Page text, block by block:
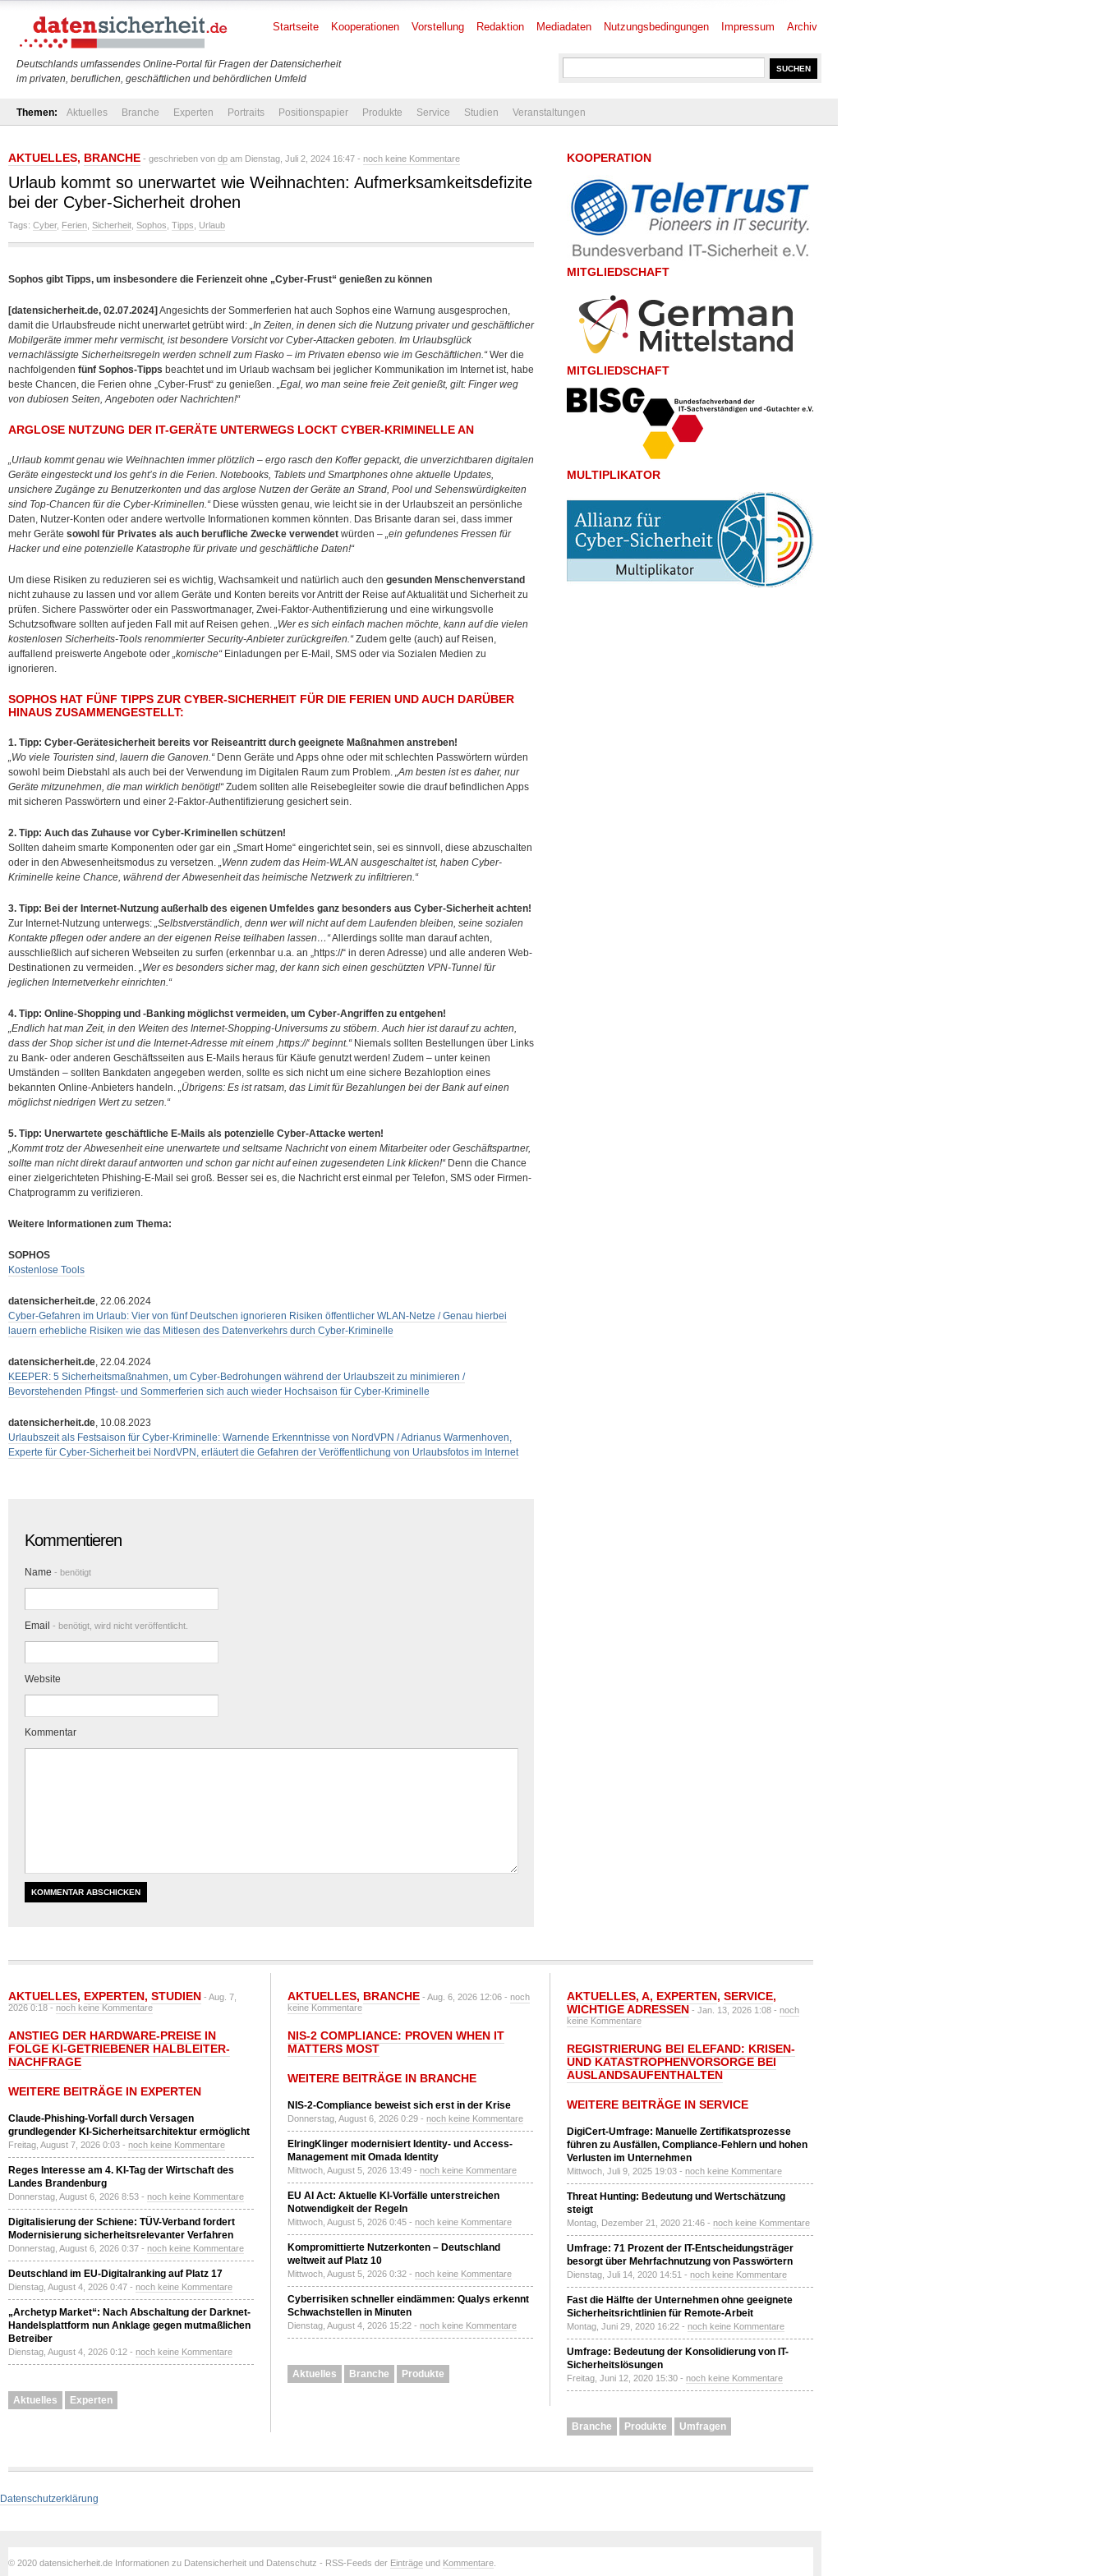
Deutschlands umfassendes Online-Portal für Fragen der Datensicherheit
im privaten, beruflichen, geschäftlichen und behördlichen Umfeld
Startseite Kooperationen Vorstellung Redaktion Mediadaten Nutzungsbedingungen Impressum Archiv
Themen: Aktuelles Branche Experten Portraits Positionspapier Produkte Service Studien Veranstaltungen
AKTUELLES, BRANCHE - geschrieben von dp am Dienstag, Juli 2, 2024 16:47 - noch keine Kommentare
Urlaub kommt so unerwartet wie Weihnachten: Aufmerksamkeitsdefizite
bei der Cyber-Sicherheit drohen
Tags: Cyber, Ferien Sicherheit Sophos Tipps Urlaub
Sophos gibt Tipps, um insbesondere die Ferienzeit ohne „Cyber-Frust“ genießen zu können
[datensicherheit.de, 02.07.2024] Angesichts der Sommerferien hat auch Sophos eine Warnung ausgesprochen,
damit die Urlaubsfreude nicht unerwartet getrübt wird: „In Zeiten, in denen sich die Nutzung privater und geschäftlicher
Mobilgeräte immer mehr vermischt, ist besondere Vorsicht vor Cyber-Attacken geboten. Im Urlaubsglück
vernachlässigte Sicherheitsregeln werden schnell zum Fiasko – im Privaten ebenso wie im Geschäftlichen.“Wer die
nachfolgenden fünf Sophos-Tipps beachtet und im Urlaub wachsam bei jeglicher Kommunikation im Internet ist, habe
beste Chancen, die Ferien ohne „Cyber-Frust“ zu genießen. „Egal, wo man seine freie Zeit genießt, gilt: Finger weg
von dubiosen Seiten, Angeboten oder Nachrichten!“
ARGLOSE NUTZUNG DER IT-GERÄTE UNTERWEGS LOCKT CYBER-KRIMINELLE AN
„Urlaub kommt genau wie Weihnachten immer plötzlich – ergo rasch den Koffer gepackt, die unverzichtbaren digitalen
Geräte eingesteckt und los geht’s in die Ferien. Notebooks, Tablets und Smartphones ohne aktuelle Updates,
unsichere Zugänge zu Benutzerkonten und das arglose Nutzen der Geräte an Strand, Pool und Sehenswürdigkeiten
sind Top-Chancen für die Cyber-Kriminellen.“Diese wüssten genau, wie leicht sie in der Urlaubszeit an persönliche
Daten, Nutzer-Konten oder andere wertvolle Informationen kommen könnten. Das Brisante daran sei, dass immer
mehr Geräte sowohl für Privates als auch berufliche Zwecke verwendet würden – „ein gefundenes Fressen für
Hacker und eine potenzielle Katastrophe für private und geschäftliche Daten!“
Um diese Risiken zu reduzieren sei es wichtig, Wachsamkeit und natürlich auch den gesunden Menschenverstand
nicht zuhause zu lassen und vor allem Geräte und Konten bereits vor Antritt der Reise auf Aktualität und Sicherheit zu
prüfen. Sichere Passwörter oder ein Passwortmanager, Zwei-Faktor-Authentifizierung und eine wirkungsvolle
Schutzsoftware sollten auf jeden Fall mit auf Reisen gehen. „Wer es sich einfach machen möchte, kann auf die vielen
kostenlosen Sicherheits-Tools renommierter Security-Anbieter zurückgreifen.“Zudem gelte (auch) auf Reisen,
auffallend preiswerte Angebote oder „komische“Einladungen per E-Mail, SMS oder via Sozialen Medien zu
ignorieren.
SOPHOS HAT FÜNF TIPPS ZUR CYBER-SICHERHEIT FÜR DIE FERIEN UND AUCH DARÜBER
HINAUS ZUSAMMENGESTELLT:
1. Tipp: Cyber-Gerätesicherheit bereits vor Reiseantritt durch geeignete Maßnahmen anstreben!
„Wo viele Touristen sind, lauern die Ganoven.“Denn Geräte und Apps ohne oder mit schlechten Passwörtern würden
sowohl beim Diebstahl als auch bei der Verwendung im Digitalen Raum zum Problem. „Am besten ist es daher, nur
Geräte mitzunehmen, die man wirklich benötigt!“Zudem sollten alle Reisebegleiter sowie die drauf befindlichen Apps
mit sicheren Passwörtern und einer 2-Faktor-Authentifizierung gesichert sein.
2. Tipp: Auch das Zuhause vor Cyber-Kriminellen schützen!
Sollten daheim smarte Komponenten oder gar ein „Smart Home“ eingerichtet sein, sei es sinnvoll, diese abzuschalten
oder in den Abwesenheitsmodus zu versetzen. „Wenn zudem das Heim-WLAN ausgeschaltet ist, haben Cyber-
Kriminelle keine Chance, während der Abwesenheit das heimische Netzwerk zu infiltrieren.“
3. Tipp: Bei der Internet-Nutzung außerhalb des eigenen Umfeldes ganz besonders aus Cyber-Sicherheit achten!
Zur Internet-Nutzung unterwegs: „Selbstverständlich, denn wer will nicht auf dem Laufenden bleiben, seine sozialen
Kontakte pflegen oder andere an der eigenen Reise teilhaben lassen…“Allerdings sollte man darauf achten,
ausschließlich auf sicheren Webseiten zu surfen (erkennbar u.a. an „https://“ in deren Adresse) und alle anderen Web-
Destinationen zu vermeiden. „Wer es besonders sicher mag, der kann sich einen geschützten VPN-Tunnel für
jeglichen Internetverkehr einrichten.“
4. Tipp: Online-Shopping und -Banking möglichst vermeiden, um Cyber-Angriffen zu entgehen!
„Endlich hat man Zeit, in den Weiten des Internet-Shopping-Universums zu stöbern. Auch hier ist darauf zu achten,
dass der Shop sicher ist und die Internet-Adresse mit einem ,https://‘ beginnt.“Niemals sollten Bestellungen über Links
zu Bank- oder anderen Geschäftsseiten aus E-Mails heraus für Käufe genutzt werden! Zudem – unter keinen
Umständen – sollten Bankdaten angegeben werden, sollte es sich nicht um eine sichere Bezahloption eines
bekannten Online-Anbieters handeln. „Übrigens: Es ist ratsam, das Limit für Bezahlungen bei der Bank auf einen
möglichst niedrigen Wert zu setzen.“
5. Tipp: Unerwartete geschäftliche E-Mails als potenzielle Cyber-Attacke werten!
„Kommt trotz der Abwesenheit eine unerwartete und seltsame Nachricht von einem Mitarbeiter oder Geschäftspartner,
sollte man nicht direkt darauf antworten und schon gar nicht auf einen zugesendeten Link klicken!“Denn die Chance
einer zielgerichteten Phishing-E-Mail sei groß. Besser sei es, die Nachricht erst einmal per Telefon, SMS oder Firmen-
Chatprogramm zu verifizieren.
Weitere Informationen zum Thema:
SOPHOS
Kostenlose Tools
datensicherheit.de, 22.06.2024
Cyber-Gefahren im Urlaub: Vier von fünf Deutschen ignorieren Risiken öffentlicher WLAN-Netze / Genau hierbei
lauern erhebliche Risiken wie das Mitlesen des Datenverkehrs durch Cyber-Kriminelle
datensicherheit.de, 22.04.2024
KEEPER: 5 Sicherheitsmaßnahmen, um Cyber-Bedrohungen während der Urlaubszeit zu minimieren /
Bevorstehenden Pfingst- und Sommerferien sich auch wieder Hochsaison für Cyber-Kriminelle
datensicherheit.de, 10.08.2023
Urlaubszeit als Festsaison für Cyber-Kriminelle: Warnende Erkenntnisse von NordVPN / Adrianus Warmenhoven,
Experte für Cyber-Sicherheit bei NordVPN, erläutert die Gefahren der Veröffentlichung von Urlaubsfotos im Internet
Kommentieren
Name - benötigt
Email - benötigt, wird nicht veröffentlicht.
Website
Kommentar
KOOPERATION
MITGLIEDSCHAFT
MITGLIEDSCHAFT
MULTIPLIKATOR
AKTUELLES, EXPERTEN, STUDIEN - Aug. 7,
2026 0:18 -noch keine Kommentare
ANSTIEG DER HARDWARE-PREISE IN
FOLGE KI-GETRIEBENER HALBLEITER-
NACHFRAGE
WEITERE BEITRÄGE IN EXPERTEN
Claude-Phishing-Vorfall durch Versagen
grundlegender KI-Sicherheitsarchitektur ermöglicht
Freitag, August 7, 2026 0:03 - noch keine Kommentare
Reges Interesse am 4. KI-Tag der Wirtschaft des
Landes Brandenburg
Donnerstag, August 6, 2026 8:53 - noch keine Kommentare
Digitalisierung der Schiene: TÜV-Verband fordert
Modernisierung sicherheitsrelevanter Verfahren
Donnerstag, August 6, 2026 0:37 - noch keine Kommentare
Deutschland im EU-Digitalranking auf Platz 17
Dienstag, August 4, 2026 0:47 - noch keine Kommentare
„Archetyp Market“: Nach Abschaltung der Darknet-
Handelsplattform nun Anklage gegen mutmaßlichen
Betreiber
Dienstag, August 4, 2026 0:12 - noch keine Kommentare
Aktuelles Experten
AKTUELLES, BRANCHE - Aug. 6, 2026 12:06 - noch
keine Kommentare
NIS-2 COMPLIANCE: PROVEN WHEN IT
MATTERS MOST
WEITERE BEITRÄGE IN BRANCHE
NIS-2-Compliance beweist sich erst in der Krise
Donnerstag, August 6, 2026 0:29 - noch keine Kommentare
ElringKlinger modernisiert Identity- und Access-
Management mit Omada Identity
Mittwoch, August 5, 2026 13:49 - noch keine Kommentare
EU AI Act: Aktuelle KI-Vorfälle unterstreichen
Notwendigkeit der Regeln
Mittwoch, August 5, 2026 0:45 - noch keine Kommentare
Kompromittierte Nutzerkonten – Deutschland
weltweit auf Platz 10
Mittwoch, August 5, 2026 0:32 - noch keine Kommentare
Cyberrisiken schneller eindämmen: Qualys erkennt
Schwachstellen in Minuten
Dienstag, August 4, 2026 15:22 - noch keine Kommentare
Aktuelles Branche Produkte
AKTUELLES, A, EXPERTEN, SERVICE,
WICHTIGE ADRESSEN - Jan. 13, 2026 1:08 - noch
keine Kommentare
REGISTRIERUNG BEI ELEFAND: KRISEN-
UND KATASTROPHENVORSORGE BEI
AUSLANDSAUFENTHALTEN
WEITERE BEITRÄGE IN SERVICE
DigiCert-Umfrage: Manuelle Zertifikatsprozesse
führen zu Ausfällen, Compliance-Fehlern und hohen
Verlusten im Unternehmen
Mittwoch, Juli 9, 2025 19:03 - noch keine Kommentare
Threat Hunting: Bedeutung und Wertschätzung
steigt
Montag, Dezember 21, 2020 21:46 - noch keine Kommentare
Umfrage: 71 Prozent der IT-Entscheidungsträger
besorgt über Mehrfachnutzung von Passwörtern
Dienstag, Juli 14, 2020 14:51 - noch keine Kommentare
Fast die Hälfte der Unternehmen ohne geeignete
Sicherheitsrichtlinien für Remote-Arbeit
Montag, Juni 29, 2020 16:22 - noch keine Kommentare
Umfrage: Bedeutung der Konsolidierung von IT-
Sicherheitslösungen
Freitag, Juni 12, 2020 15:30 - noch keine Kommentare
Branche Produkte Umfragen
Datenschutzerklärung
© 2020 datensicherheit.de Informationen zu Datensicherheit und Datenschutz - RSS-Feeds der Einträge und Kommentare